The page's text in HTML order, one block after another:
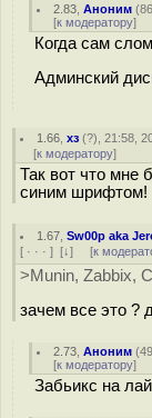
2.83 ,Аноним (
[к модератору]
Когда сам
Админский
1.66 ,хз (?), 21:58,
[к модератору]
Так вот что мне
синим шрифтом!
1.67 ,Sw00p aka
[ · · · ] [↓] [к
>Munin, Zabbix,
зачем все это ?
2.73 ,Аноним (
[к модератору]
Забьикс на